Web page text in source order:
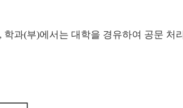
과(부)에서는 대학을 경유하여 공문 처리